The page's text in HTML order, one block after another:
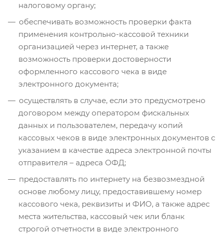
налоговому органу;
обеспечивать возможность проверки факта
применения контрольно-кассовой техники
организацией через интернет, а также
возможность проверки достоверности
оформленного кассового чека в виде
электронного документа;
осуществлять в случае, если это предусмотрено
договором между оператором фискальных
данных и пользователем, передачу копий
кассовых чеков в виде электронных документов с
указанием в качестве адреса электронной почты
отправителя – адреса ОФД;
предоставлять по интернету на безвозмездной
основе любому лицу, предоставившему номер
кассового чека, реквизиты и ФИО, а также адрес
места жительства, кассовый чек или бланк
строгой отчетности в виде электронного